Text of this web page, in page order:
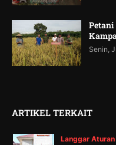
Petani
Senin,
ARTIKEL TERKAIT
Langgar